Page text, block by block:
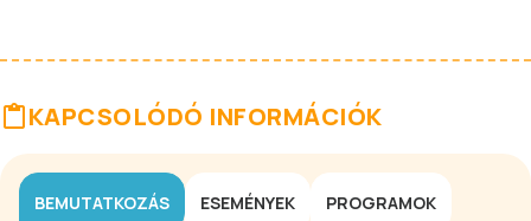
KAPCSOLÓDÓ INFORMÁCIÓK
BEMUTATKOZÁS ESEMÉNYEK PROGRAMOK